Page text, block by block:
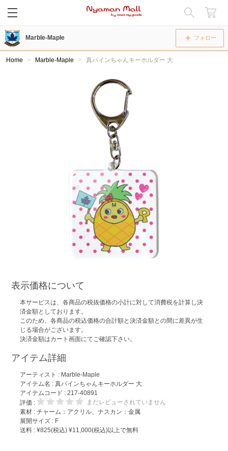
閉じる
Marble-Maple フォロー
Home Marble-Maple 真パインちゃんキーホルダー 大
表示価格について
本サービスは、各商品の税抜価格の小計に対して消費税を計算し決
済金額としております。
このため、各商品の税込価格の合計額と決済金額との間に差異が生
じる場合がございます。
決済金額はカート画面にてご確認下さい。
アイテム詳細
アーティスト : Marble-Maple
アイテム名 :真パインちゃんキーホルダー 大
アイテムコード : 217-40891
評価 :
まだレビューされていません
素材 : チャーム：アクリル、ナスカン：金属
展開サイズ : F
送料 : ¥825(税込) ¥11,000(税込)以上で無料